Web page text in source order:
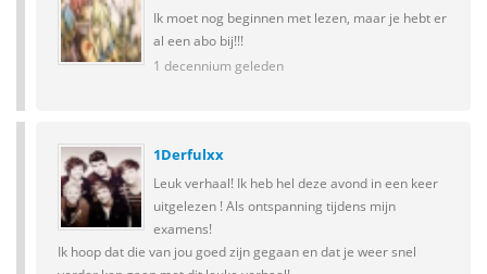
Ik moet nog beginnen met lezen, maar je hebt er
al een abo bij!!!
1 decennium geleden
1Derfulxx
Leuk verhaal! Ik heb hel deze avond in een keer
uitgelezen ! Als ontspanning tijdens mijn
examens!
Ik hoop dat die van jou goed zijn gegaan en dat je weer snel